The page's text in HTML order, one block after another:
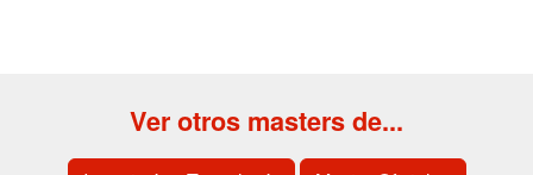
Ver otros masters de...